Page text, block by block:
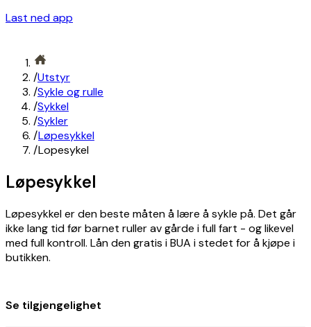
Last ned app
/Utstyr
/Sykle og rulle
/Sykkel
/Sykler
/Løpesykkel
/Lopesykel
Løpesykkel
Løpesykkel er den beste måten å lære å sykle på. Det går
ikke lang tid før barnet ruller av gårde i full fart - og likevel
med full kontroll. Lån den gratis i BUA i stedet for å kjøpe i
butikken.
Se tilgjengelighet